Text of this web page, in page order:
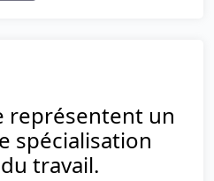
représentent un
spécialisation
travail.